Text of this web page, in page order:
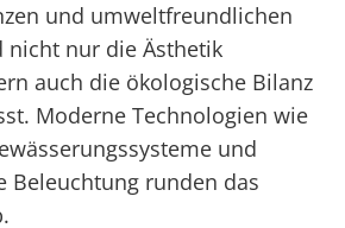
und umweltfreundlichen
nicht nur die Ästhetik
auch die ökologische Bilanz
Moderne Technologien wie
und
Beleuchtung runden das